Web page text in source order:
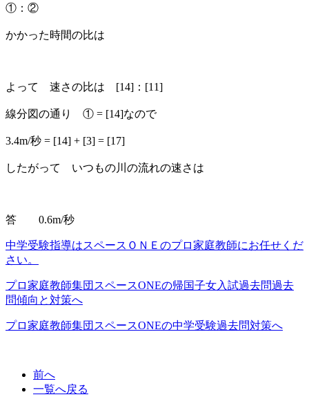
①：②
かかった時間の比は
よって 速さの比は [14]：[11]
線分図の通り ① = [14]なので
3.4m/秒 = [14] + [3] = [17]
したがって いつもの川の流れの速さは
答 0.6m/秒
中学受験指導はスペースＯＮＥのプロ家庭教師にお任せくだ
さい。
プロ家庭教師集団スペースONEの帰国子女入試過去問過去
問傾向と対策へ
プロ家庭教師集団スペースONEの中学受験過去問対策へ
前へ
一覧へ戻る